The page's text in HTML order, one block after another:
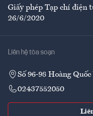
Giấy phép Tạp chí điện
26/6/2020
Liên hệ tòa soạn
Số 96-98 Hoàng
02437552050